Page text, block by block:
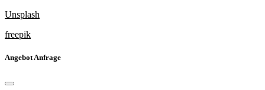
Unsplash
freepik
Angebot Anfrage